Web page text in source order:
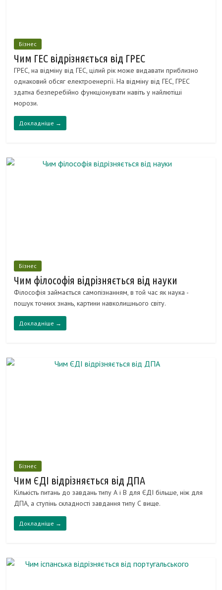
Бізнес
Чим ГЕС відрізняється від ГРЕС
ГРЕС, на відміну від ГЕС, цілий рік може видавати приблизно
однаковий обсяг електроенергії. На відміну від ГЕС, ГРЕС
здатна безперебійно функціонувати навіть у найлютіші
морози.
Докладніше →
Бізнес
Чим філософія відрізняється від науки
Філософія займається самопізнанням, в той час як наука -
пошук точних знань, картини навколишнього світу.
Докладніше →
Бізнес
Чим ЄДІ відрізняється від ДПА
Кількість питань до завдань типу А і В для ЄДІ більше, ніж для
ДПА, а ступінь складності завдання типу С вище.
Докладніше →